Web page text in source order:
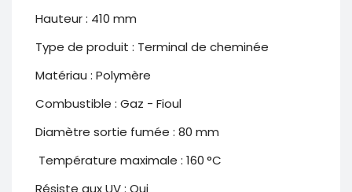
Hauteur : 410 mm
Type de produit : Terminal de cheminée
Matériau : Polymère
Combustible : Gaz - Fioul
Diamètre sortie fumée : 80 mm
Température maximale : 160 °C
Résiste aux UV : Oui